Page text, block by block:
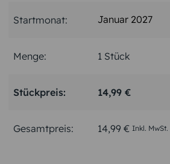
Startmonat: Januar 2027
Menge:
Stückpreis: 14,99 €
Gesamtpreis: 14,99 € Inkl. MwSt.